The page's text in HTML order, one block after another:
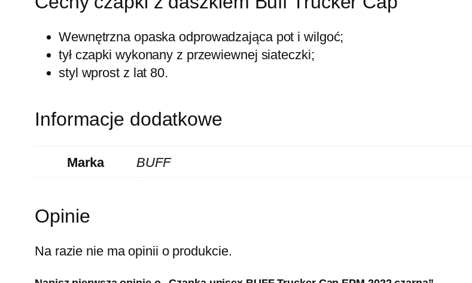
Wewnętrzna opaska odprowadzająca pot i wilgoć;
tył czapki wykonany z przewiewnej siateczki;
styl wprost z lat 80.
Informacje dodatkowe
Marka BUFF
Opinie
Na razie nie ma opinii o produkcie.